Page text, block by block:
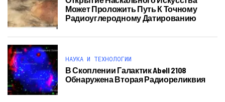
Может Проложить Путь К Точному
Радиоуглеродному Датированию
НАУКА И ТЕХНОЛОГИИ
В Скоплении Галактик Abell 2108
Обнаружена Вторая Радиореликвия